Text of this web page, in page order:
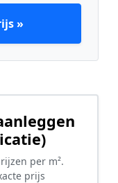
»
per m².
prijs